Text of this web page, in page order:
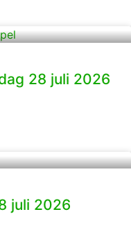
28 juli 2026
juli 2026